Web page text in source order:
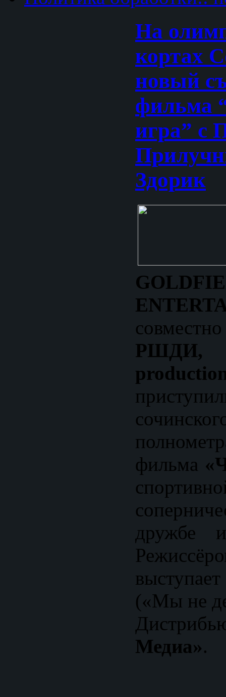
На
кортах
новый
фильма
игра” с
Здорик
РШДИ,
фильма
дружбе
(«Мы не
Медиа».